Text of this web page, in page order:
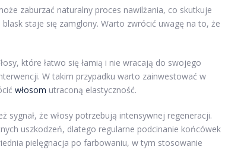
zaburzać naturalny proces nawilżania, co skutkuje
staje się zamglony. Warto zwrócić uwagę na to, że
które łatwo się łamią i nie wracają do swojego
W takim przypadku warto zainwestować w
włosom utraconą elastyczność.
że włosy potrzebują intensywnej regeneracji.
uszkodzeń, dlatego regularne podcinanie końcówek
pielęgnacja po farbowaniu, w tym stosowanie